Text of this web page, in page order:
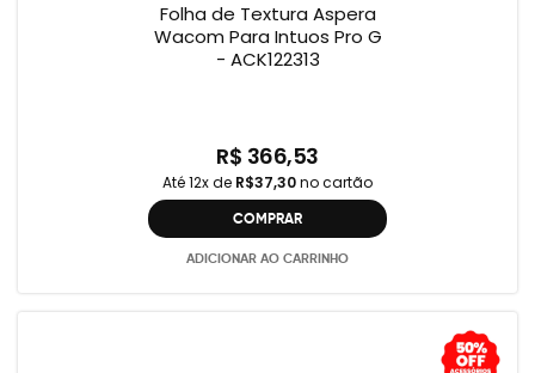
Folha de Textura Aspera
Wacom Para Intuos Pro G
- ACK122313
R$ 366,53
Até 12x de R$37,30no cartão
COMPRAR
ADICIONAR AO CARRINHO